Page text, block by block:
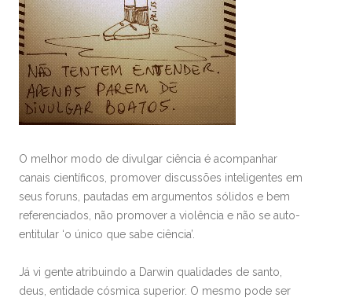
O melhor modo de divulgar ciência é acompanhar
canais científicos, promover discussões inteligentes em
seus foruns, pautadas em argumentos sólidos e bem
referenciados, não promover a violência e não se auto-
entitular ‘o único que sabe ciência’.
Já vi gente atribuindo a Darwin qualidades de santo,
deus, entidade cósmica superior. O mesmo pode ser